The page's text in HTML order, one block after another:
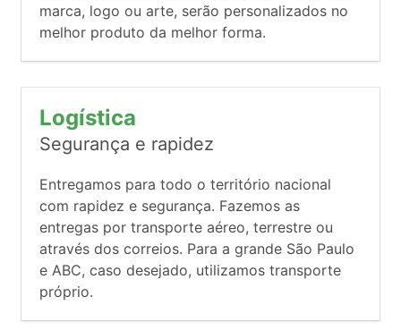
marca, logo ou arte, serão personalizados no
melhor produto da melhor forma.
Logística
Segurança e rapidez
Entregamos para todo o território nacional
com rapidez e segurança. Fazemos as
entregas por transporte aéreo, terrestre ou
através dos correios. Para a grande São Paulo
e ABC, caso desejado, utilizamos transporte
próprio.